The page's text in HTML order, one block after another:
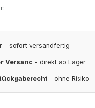
- sofort versandfertig
Versand - direkt ab Lager
- ohne Risiko